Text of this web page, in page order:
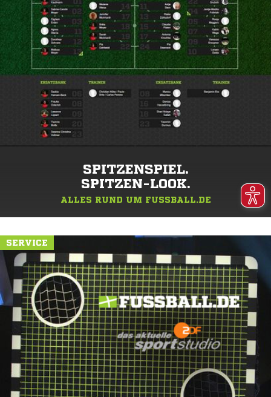
SPITZENSPIEL.
SPITZEN-LOOK.
ALLES RUND UM FUSSBALL.DE
SERVICE